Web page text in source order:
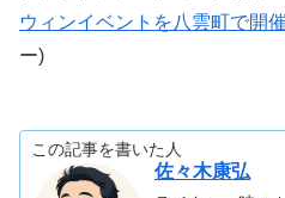
ウィンイベントを八雲町で開
ー)
この記事を書いた人
佐々木康弘